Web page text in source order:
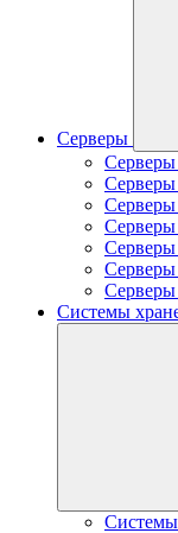
Серверы
Серверы
Системы
Системы